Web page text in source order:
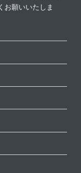
お願いいたしま